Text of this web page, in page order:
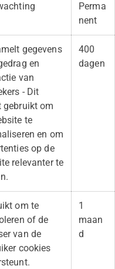
Perma
nent
gegevens
en
van
- Dit
gebruikt om
te
en om
op de
relevanter te
400
dagen
om te
of de
van de
cookies
1
maan
d